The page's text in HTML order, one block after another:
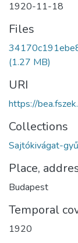
1920-11-18
Files
(1.27 MB)
URI
https://
Collections
Sajtókivágat-
Place,
Budapest
Temporal
1920